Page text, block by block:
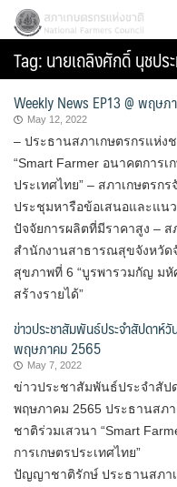
Skip
content
Search
for:
สภาเกษตรกรแห่งชาติ
Tag:นายเถลิงศักดิ์ นุชปร
Weekly News EP13 @ พฤษ
May 12, 2022
– ประธานสภาเกษตรกรแห่ง
“Smart Farmer อนาคตการเ
ประเทศไทย” – สภาเกษตรกร
ประชุมหารือข้อเสนอและแน
ปัจจัยการผลิตที่มีราคาสูง –
สำนักงานสาธารณสุขจังหวัด
สุขภาพที่ 6 “บูรพารวมกัญ ม
สร้างรายได้”
ข่าวประชาสัมพันธ์ประจำสัปดาห์
พฤษภาคม 2565
May 7, 2022
ข่าวประชาสัมพันธ์ประจำสัป
พฤษภาคม 2565 ประธานสภา
ชาติร่วมเสวนา “Smart
การเกษตรประเทศไทย”
ปัญญาชาติรักษ์ ประธานสภาเ